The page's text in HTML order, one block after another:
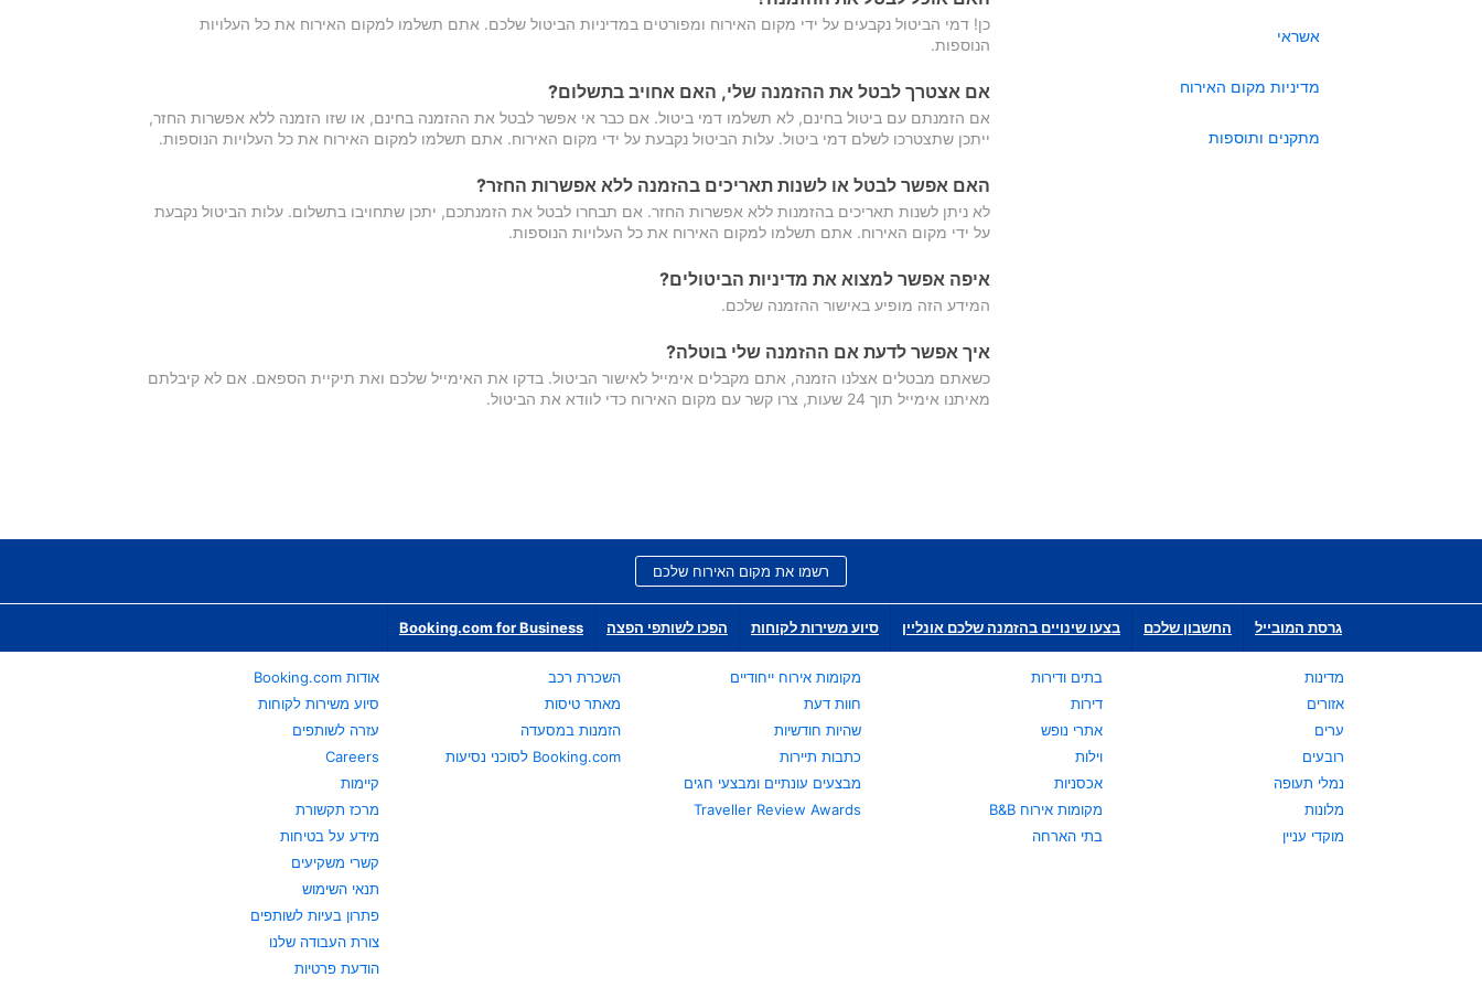
אשראי
מדיניות מקום האירוח
מתקנים ותוספות
כן! דמי הביטול נקבעים על ידי מקום האירוח ומפורטים במדיניות הביטול שלכם. אתם תשלמו למקום האירוח את כל העלויות
הנוספות.
אם אצטרך לבטל את ההזמנה שלי, האם אחויב בתשלום?
אם הזמנתם עם ביטול בחינם, לא תשלמו דמי ביטול. אם כבר אי אפשר לבטל את ההזמנה בחינם, או שזו הזמנה ללא אפשרות החזר,
ייתכן שתצטרכו לשלם דמי ביטול. עלות הביטול נקבעת על ידי מקום האירוח. אתם תשלמו למקום האירוח את כל העלויות הנוספות.
האם אפשר לבטל או לשנות תאריכים בהזמנה ללא אפשרות החזר?
לא ניתן לשנות תאריכים בהזמנות ללא אפשרות החזר. אם תבחרו לבטל את הזמנתכם, יתכן שתחויבו בתשלום. עלות הביטול נקבעת
על ידי מקום האירוח. אתם תשלמו למקום האירוח את כל העלויות הנוספות.
איפה אפשר למצוא את מדיניות הביטולים?
המידע הזה מופיע באישור ההזמנה שלכם.
איך אפשר לדעת אם ההזמנה שלי בוטלה?
כשאתם מבטלים אצלנו הזמנה, אתם מקבלים אימייל לאישור הביטול. בדקו את האימייל שלכם ואת תיקיית הספאם. אם לא קיבלתם
מאיתנו אימייל תוך 24 שעות, צרו קשר עם מקום האירוח כדי לוודא את הביטול.
רשמו את מקום האירוח שלכם
גרסת המובייל החשבון שלכם בצעו שינויים בהזמנה שלכם אונליין סיוע משירות לקוחות הפכו לשותפי הפצה Booking.com for Business
מדינות
אזורים
ערים
רובעים
נמלי תעופה
מלונות
מוקדי עניין
בתים ודירות
דירות
אתרי נופש
וילות
אכסניות
מקומות אירוח B&B
בתי הארחה
מקומות אירוח ייחודיים
חוות דעת
שהיות חודשיות
כתבות תיירות
מבצעים עונתיים ומבצעי חגים
Traveller Review Awards
השכרת רכב
מאתר טיסות
הזמנות במסעדה
Booking.com לסוכני נסיעות
אודות Booking.com
סיוע משירות לקוחות
עזרה לשותפים
Careers
קיימות
מרכז תקשורת
מידע על בטיחות
קשרי משקיעים
תנאי השימוש
פתרון בעיות לשותפים
צורת העבודה שלנו
הודעת פרטיות